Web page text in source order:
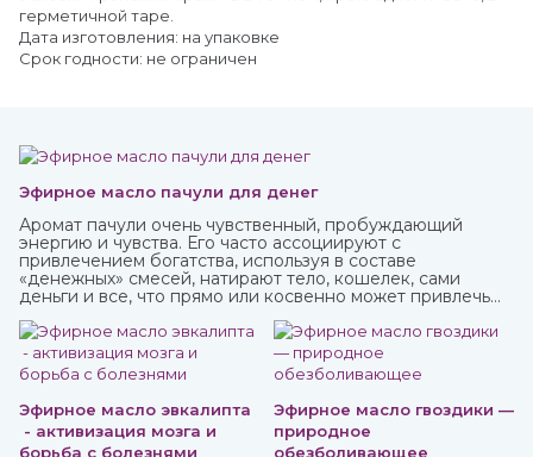
герметичной таре.
Дата изготовления: на упаковке
Срок годности: не ограничен
Эфирное масло пачули для денег
Аромат пачули очень чувственный, пробуждающий
энергию и чувства. Его часто ассоциируют с
привлечением богатства, используя в составе
«денежных» смесей, натирают тело, кошелек, сами
деньги и все, что прямо или косвенно может привлечь
Эфирное масло эвкалипта
- активизация мозга и
борьба с болезнями
Эфирное масло гвоздики —
природное
обезболивающее